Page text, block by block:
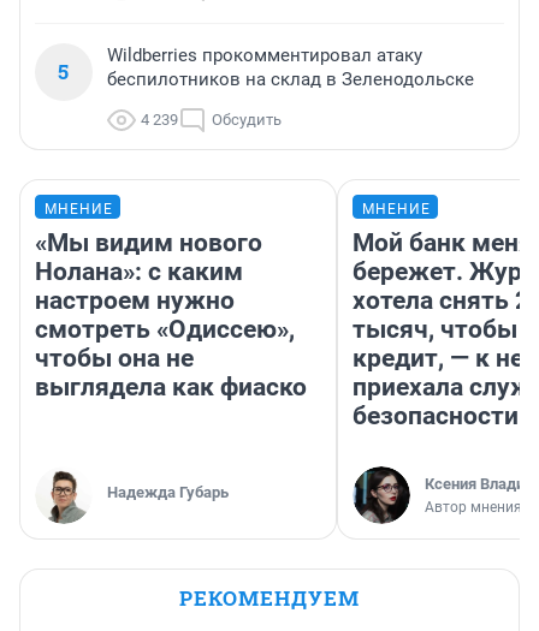
5
Wildberries прокомментировал атаку
беспилотников на склад в Зеленодольске
4 239 Обсудить
МНЕНИЕ
«Мы видим нового
Нолана»: с каким
настроем нужно
смотреть «Одиссею»,
чтобы она не
выглядела как фиаско
Надежда Губарь
МНЕНИЕ
Мой банк меня
бережет.
хотела снять
тысяч, чтобы
кредит, — к
приехала
безопасности
Ксения
Автор мнения
РЕКОМЕНДУЕМ